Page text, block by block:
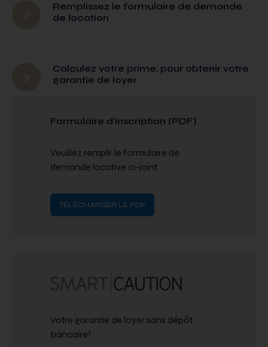
Remplissez le formulaire de demande
de location
Calculez votre prime, pour obtenir votre
garantie de loyer
Formulaire d’inscription (PDF)
Veuillez remplir le formulaire de
demande locative ci-joint.
TÉLÉCHARGER LE PDF
Votre garantie de loyer sans dépôt
bancaire!